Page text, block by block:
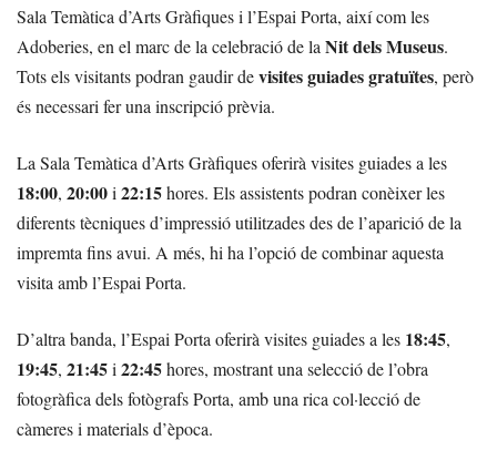
Sala Temàtica d’Arts Gràfiques i l’Espai Porta, així com les
Adoberies, en el marc de la celebració de la Nit dels Museus.
Tots els visitants podran gaudir devisites guiades gratuïtes, però
és necessari fer una inscripció prèvia.
La Sala Temàtica d’Arts Gràfiques oferirà visites guiades a les
18:00, 20:00i 22:15hores. Els assistents podran conèixer les
diferents tècniques d’impressió utilitzades des de l’aparició de la
impremta fins avui. A més, hi ha l’opció de combinar aquesta
visita amb l’Espai Porta.
D’altra banda, l’Espai Porta oferirà visites guiades a les 18:45,
19:45, 21:45i 22:45hores, mostrant una selecció de l’obra
fotogràfica dels fotògrafs Porta, amb una rica col·lecció de
càmeres i materials d’època.